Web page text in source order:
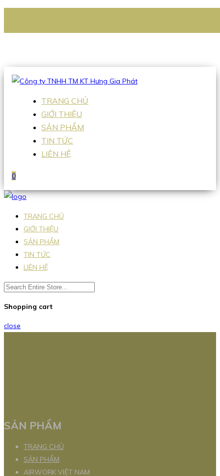
Hotline:0938 336 079
TRANG CHỦ
GIỚI THIỆU
SẢN PHẨM
TIN TỨC
LIÊN HỆ
0
TRANG CHỦ
GIỚI THIỆU
SẢN PHẨM
TIN TỨC
LIÊN HỆ
Shopping cart
close
SẢN PHẨM
TRANG CHỦ
SẢN PHẨM
AIRWORK VIỆT NAM